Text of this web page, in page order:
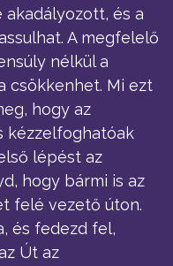
és a
A megfelelő
nélkül a
csökkenhet. Mi ezt
hogy az
kézzelfoghatóak
lépést az
hogy bármi is az
felé vezető úton.
és fedezd fel,
Út az